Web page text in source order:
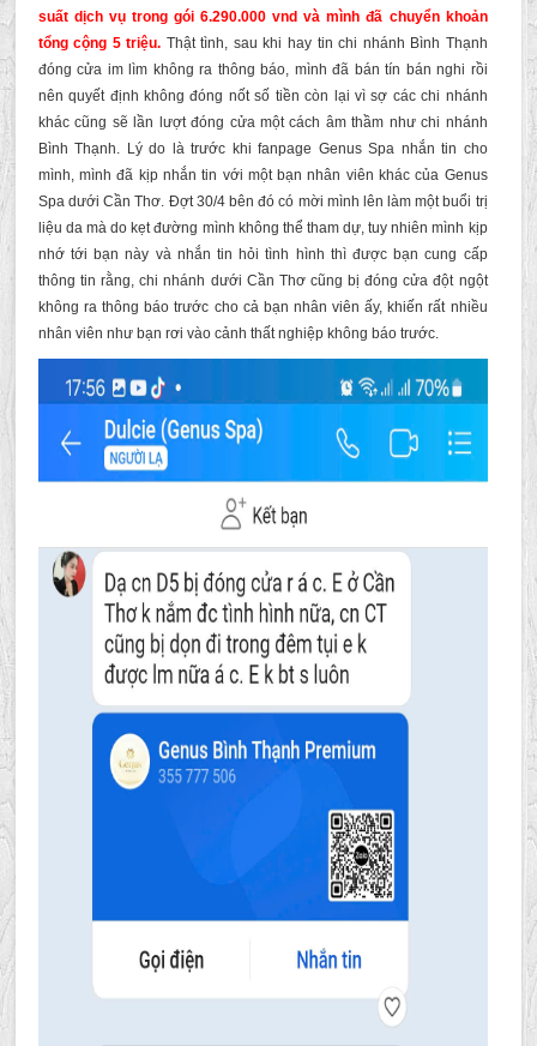
suất dịch vụ trong gói 6.290.000 vnd và mình đã chuyển khoản
tổng cộng 5 triệu. Thật tình, sau khi hay tin chi nhánh Bình Thạnh
đóng cửa im lìm không ra thông báo, mình đã bán tín bán nghi rồi
nên quyết định không đóng nốt số tiền còn lại vì sợ các chi nhánh
khác cũng sẽ lần lượt đóng cửa một cách âm thầm như chi nhánh
Bình Thạnh. Lý do là trước khi fanpage Genus Spa nhắn tin cho
mình, mình đã kịp nhắn tin với một bạn nhân viên khác của Genus
Spa dưới Cần Thơ. Đợt 30/4 bên đó có mời mình lên làm một buổi trị
liệu da mà do kẹt đường mình không thể tham dự, tuy nhiên mình kịp
nhớ tới bạn này và nhắn tin hỏi tình hình thì được bạn cung cấp
thông tin rằng, chi nhánh dưới Cần Thơ cũng bị đóng cửa đột ngột
không ra thông báo trước cho cả bạn nhân viên ấy, khiến rất nhiều
nhân viên như bạn rơi vào cảnh thất nghiệp không báo trước.